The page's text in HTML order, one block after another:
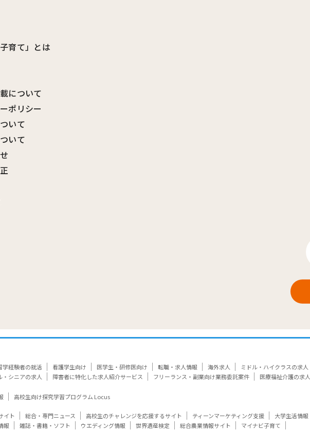
育て」とは
について
ポリシー
いて
いて
学経験者の就活 看護学生向け 医学生・研修医向け 転職・求人情報 海外求人 ミドル・ハイクラスの求人
・シニアの求人 障害者に特化した求人紹介サービス フリーランス・副業向け業務委託案件 医療福祉介護の求人
高校生向け探究学習プログラム Locus
イト 総合・専門ニュース 高校生のチャレンジを応援するサイト ティーンマーケティング支援
大学生活情報
報
雑誌・書籍・ソフト ウエディング情報 世界遺産検定 総合農業情報サイト マイナビ子育て